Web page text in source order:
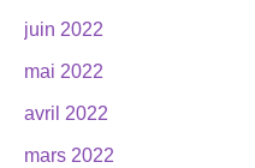
juin 2022
mai 2022
avril 2022
mars 2022